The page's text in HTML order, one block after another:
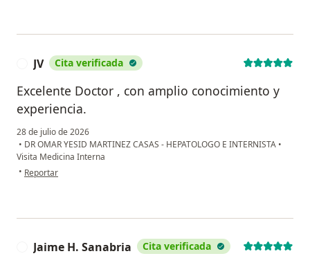
JV Cita verificada
Excelente Doctor , con amplio conocimiento y
experiencia.
28 de julio de 2026
• DR OMAR YESID MARTINEZ CASAS - HEPATOLOGO E INTERNISTA •
Visita Medicina Interna
• en opinión del usuario JV
Reportar
Jaime H. Sanabria Cita verificada